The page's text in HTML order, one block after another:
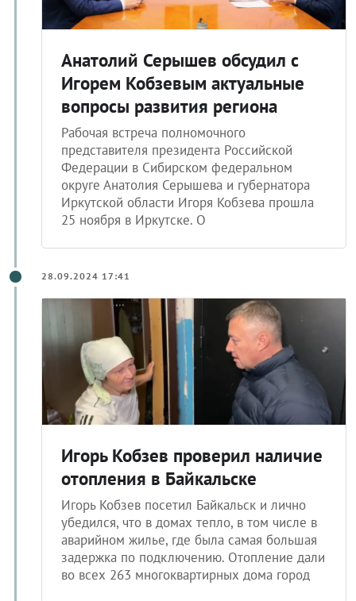
Анатолий Серышев обсудил с
Игорем Кобзевым актуальные
вопросы развития региона
Рабочая встреча полномочного
представителя президента Российской
Федерации в Сибирском федеральном
округе Анатолия Серышева и губернатора
Иркутской области Игоря Кобзева прошла
25 ноября в Иркутске. О
28.09.2024 17:41
Игорь Кобзев проверил наличие
отопления в Байкальске
Игорь Кобзев посетил Байкальск и лично
убедился, что в домах тепло, в том числе в
аварийном жилье, где была самая большая
задержка по подключению. Отопление дали
во всех 263 многоквартирных дома город